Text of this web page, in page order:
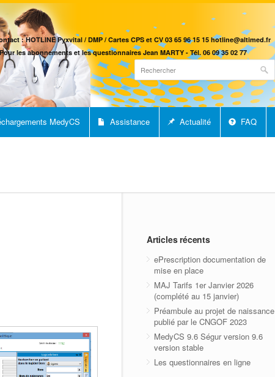
: HOTLINE Pyxvital / DMP / Cartes CPS et CV 03 65 96 15 15 hotline@altimed.fr
les abonnements et les questionnaires Jean MARTY - Tél. 06 09 35 02 77
MedyCS Assistance Actualité FAQ
Articles récents
ePrescription documentation de
mise en place
MAJ Tarifs 1er Janvier 2026
(complété au 15 janvier)
Préambule au projet de naissance
publié par le CNGOF 2023
MedyCS 9.6 Ségur version 9.6
version stable
Les questionnaires en ligne